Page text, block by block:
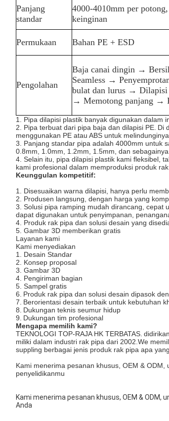
Panjang
standar
4000-4010mm per
keinginan
Permukaan Bahan PE + ESD
Pengolahan
Baja canai dingin →
Seamless →
bulat dan lurus →
→ Memotong panjang →
1. Pipa dilapisi plastik banyak digunakan dalam
2. Pipa terbuat dari pipa baja dan dilapisi PE. Di
menggunakan PE atau ABS untuk melindunginya.
3. Panjang standar pipa adalah 4000mm untuk
0.8mm, 1.0mm, 1.2mm, 1.5mm, dan sebagainya.
4. Selain itu, pipa dilapisi plastik kami fleksibel,
kami profesional dalam memproduksi produk
Keunggulan kompetitif:
1. Disesuaikan warna dilapisi, hanya perlu
2. Produsen langsung, dengan harga yang
3. Solusi pipa ramping mudah dirancang, cepat
dapat digunakan untuk penyimpanan,
4. Produk rak pipa dan solusi desain yang
5. Gambar 3D memberikan gratis
Layanan kami
Kami menyediakan
1. Desain Standar
2. Konsep proposal
3. Gambar 3D
4. Pengiriman bagian
5. Sampel gratis
6. Produk rak pipa dan solusi desain dipasok
7. Berorientasi desain terbaik untuk kebutuhan
8. Dukungan teknis seumur hidup
9. Dukungan tim profesional
Mengapa memilih kami?
TEKNOLOGI TOP-RAJA HK TERBATAS.
miliki dalam industri rak pipa dari 2002.We
suppling berbagai jenis produk rak pipa apa
Kami menerima pesanan khusus, OEM &
penyelidikanmu
Kami menerima pesanan khusus, OEM &
Anda